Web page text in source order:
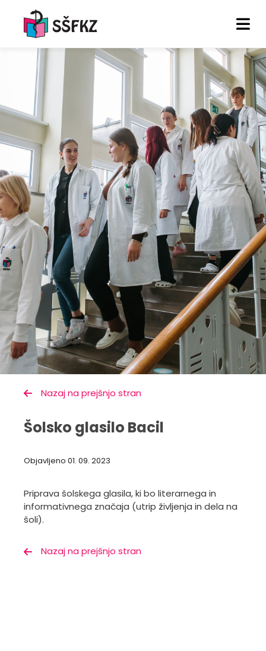
Nazaj na prejšnjo stran
Šolsko glasilo Bacil
Objavljeno 01. 09. 2023
Priprava šolskega glasila, ki bo literarnega in
informativnega značaja (utrip življenja in dela na
šoli).
Nazaj na prejšnjo stran